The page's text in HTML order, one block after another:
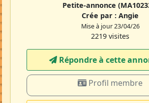
Petite-annonce
Crée par : Angie
Mise à jour 23/04/26
2219 visites
Répondre à cette
Profil membre